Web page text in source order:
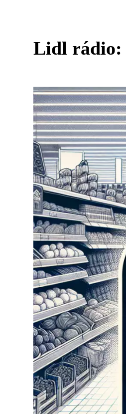
Lidl rádio: